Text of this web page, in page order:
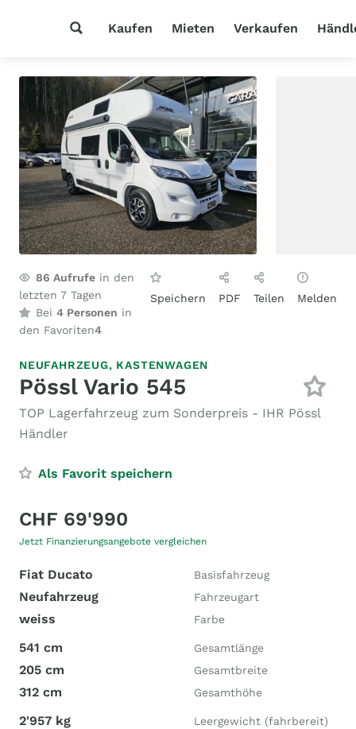
Kaufen Mieten Verkaufen
86 Aufrufe in den
letzten 7 Tagen
Bei 4 Personen in
den Favoriten4
Speichern PDF Teilen Melden
NEUFAHRZEUG, KASTENWAGEN
Pössl Vario 545
TOP Lagerfahrzeug zum Sonderpreis - IHR Pössl
Händler
Als Favorit speichern
CHF 69'990
Jetzt Finanzierungsangebote vergleichen
Fiat Ducato Basisfahrzeug
Neufahrzeug Fahrzeugart
weiss Farbe
541 cm Gesamtlänge
205 cm Gesamtbreite
312 cm Gesamthöhe
2'957 kg Leergewicht (fahrbereit)